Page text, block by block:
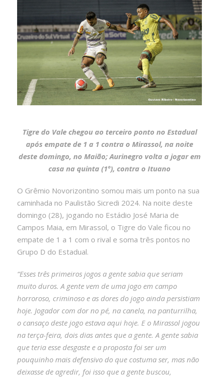
Tigre do Vale chegou ao terceiro ponto no Estadual
após empate de 1 a 1 contra o Mirassol, na noite
deste domingo, no Maião; Aurinegro volta a jogar em
casa na quinta (1º), contra o Ituano
O Grêmio Novorizontino somou mais um ponto na sua
caminhada no Paulistão Sicredi 2024. Na noite deste
domingo (28), jogando no Estádio José Maria de
Campos Maia, em Mirassol, o Tigre do Vale ficou no
empate de 1 a 1 com o rival e soma três pontos no
Grupo D do Estadual.
“Esses três primeiros jogos a gente sabia que seriam
muito duros. A gente vem de uma jogo em campo
horroroso, criminoso e as dores do jogo ainda persistiam
hoje. Jogador com dor no pé, na canela, na panturrilha,
o cansaço deste jogo estava aqui hoje. E o Mirassol jogou
na terça-feira, dois dias antes que a gente. A gente sabia
que teria esse desgaste e a proposta foi ser um
pouquinho mais defensivo do que costuma ser, mas não
deixasse de agredir, foi isso que a gente buscou,